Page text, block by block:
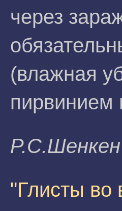
через
(влажная
пирвинием
P.C.Шeнкeн
"Глисты во